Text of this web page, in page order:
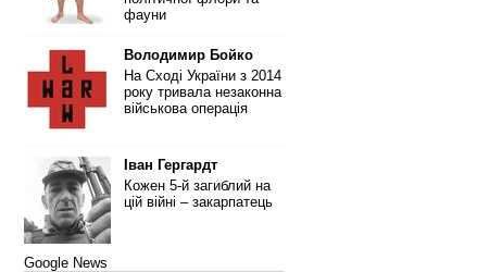
фауни
Володимир Бойко
На Сході України з 2014
року тривала незаконна
військова операція
Іван Гергардт
Кожен 5-й загиблий на
цій війні – закарпатець
Google News